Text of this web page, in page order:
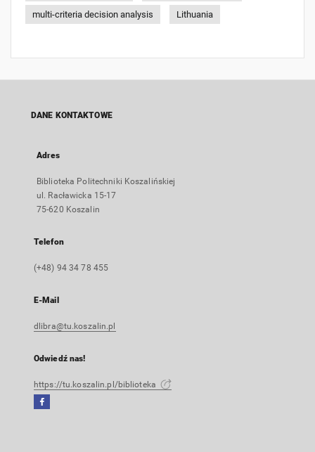
multi-criteria decision analysis Lithuania
DANE KONTAKTOWE
Adres
Biblioteka Politechniki Koszalińskiej
ul. Racławicka 15-17
75-620 Koszalin
Telefon
(+48) 94 34 78 455
E-Mail
dlibra@tu.koszalin.pl
Odwiedź nas!
https://tu.koszalin.pl/biblioteka
Facebook